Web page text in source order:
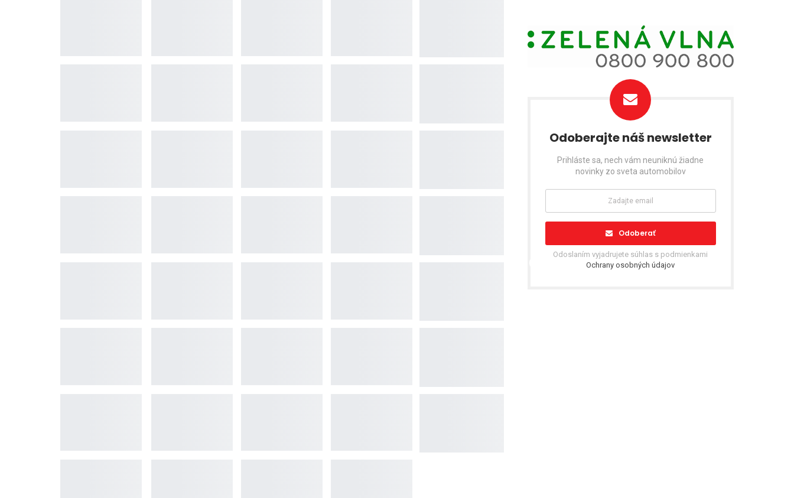
Odoberajte náš newsletter
Prihláste sa, nech vám neuniknú žiadne
novinky zo sveta automobilov
Odoberať
Odoslaním vyjadrujete súhlas s podmienkami
Ochrany osobných údajov